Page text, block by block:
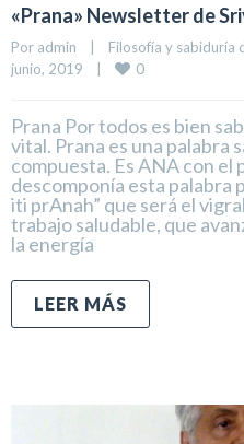
«Prana» Newsletter de
Por admin Filosofía y sabiduría
junio, 2019
0
Prana Por todos es bien
vital. Prana es una palabra
compuesta. Es ANA con el
descomponía esta palabra
iti prAnah” que será el
trabajo saludable, que
la energía
LEER MÁS